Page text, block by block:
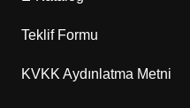
Teklif Formu
KVKK Aydınlatma Metni